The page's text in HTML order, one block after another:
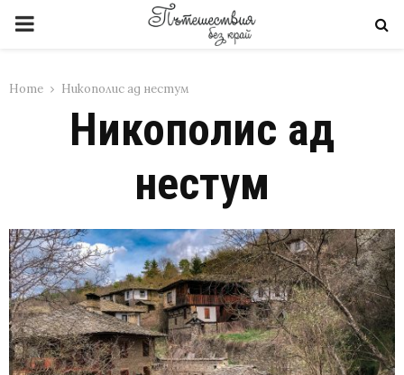
PRIMARY
Home Никополис ад нестум
Никополис ад
нестум